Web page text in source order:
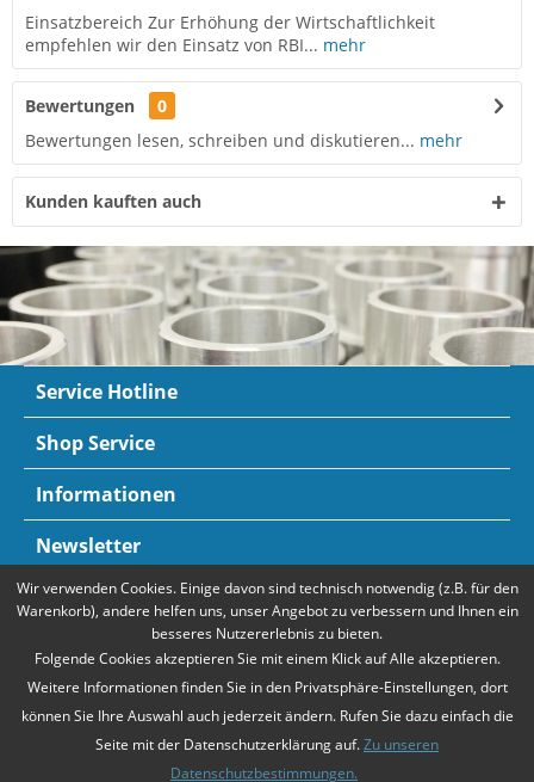
Einsatzbereich Zur Erhöhung der Wirtschaftlichkeit
empfehlen wir den Einsatz von RBI... mehr
Bewertungen
0
Bewertungen lesen, schreiben und diskutieren... mehr
Kunden kauften auch
Service Hotline
Shop Service
Informationen
Newsletter
Zahlungsarten Mehr Informationen
Wir verwenden Cookies. Einige davon sind technisch notwendig (z.B. für den
Warenkorb), andere helfen uns, unser Angebot zu verbessern und Ihnen ein
besseres Nutzererlebnis zu bieten.
Folgende Cookies akzeptieren Sie mit einem Klick auf Alle akzeptieren.
Weitere Informationen finden Sie in den Privatsphäre-Einstellungen, dort
können Sie Ihre Auswahl auch jederzeit ändern. Rufen Sie dazu einfach die
Seite mit der Datenschutzerklärung auf.Zu unseren
Datenschutzbestimmungen.